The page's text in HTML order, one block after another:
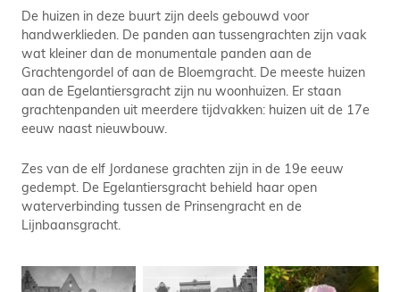
De huizen in deze buurt zijn deels gebouwd voor
handwerklieden. De panden aan tussengrachten zijn vaak
wat kleiner dan de monumentale panden aan de
Grachtengordel of aan de Bloemgracht. De meeste huizen
aan de Egelantiersgracht zijn nu woonhuizen. Er staan
grachtenpanden uit meerdere tijdvakken: huizen uit de 17e
eeuw naast nieuwbouw.
Zes van de elf Jordanese grachten zijn in de 19e eeuw
gedempt. De Egelantiersgracht behield haar open
waterverbinding tussen de Prinsengracht en de
Lijnbaansgracht.